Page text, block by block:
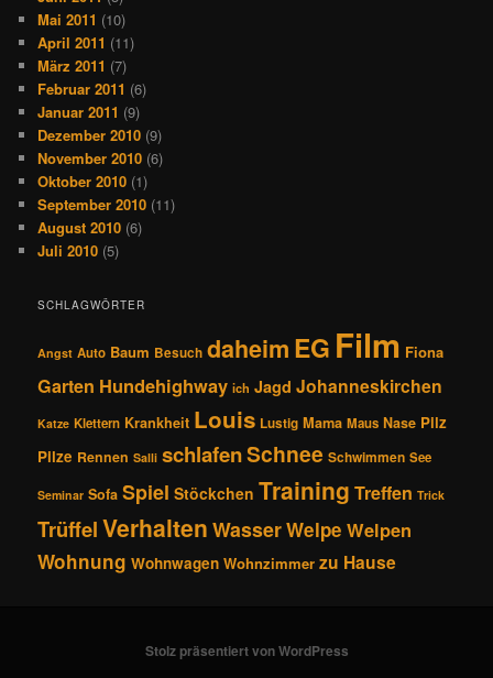
Mai 2011 (10)
April 2011 (11)
März 2011 (7)
Februar 2011 (6)
Januar 2011 (9)
Dezember 2010 (9)
November 2010 (6)
Oktober 2010 (1)
September 2010 (11)
August 2010 (6)
Juli 2010 (5)
SCHLAGWÖRTER
Angst Auto Baum Besuch daheimEG Film Fiona
Garten Hundehighway ich Jagd Johanneskirchen
Katze Klettern Krankheit Louis Lustig Mama Maus Nase Pilz
Pilze Rennen Salli schlafenSchnee Schwimmen See
Seminar Sofa Spiel Stöckchen Training Treffen Trick
TrüffelVerhalten WasserWelpe Welpen
Wohnung Wohnwagen Wohnzimmer zu Hause
Stolz präsentiert von WordPress